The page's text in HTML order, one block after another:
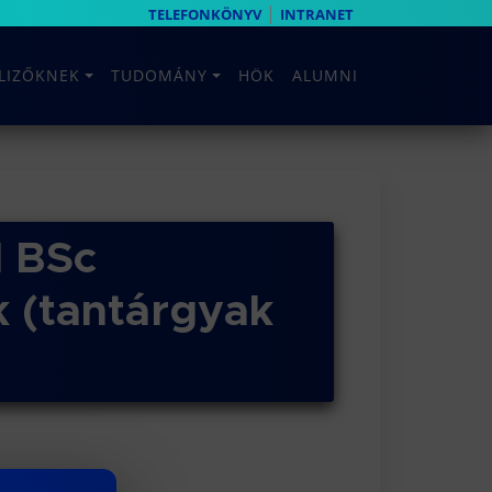
TELEFONKÖNYV| INTRANET
TUDOMÁNY HÖK ALUMNI
BSc
(tantárgyak